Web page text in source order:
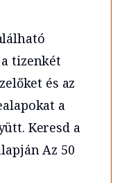
tizenkét
és az
a
Keresd a
Az 50